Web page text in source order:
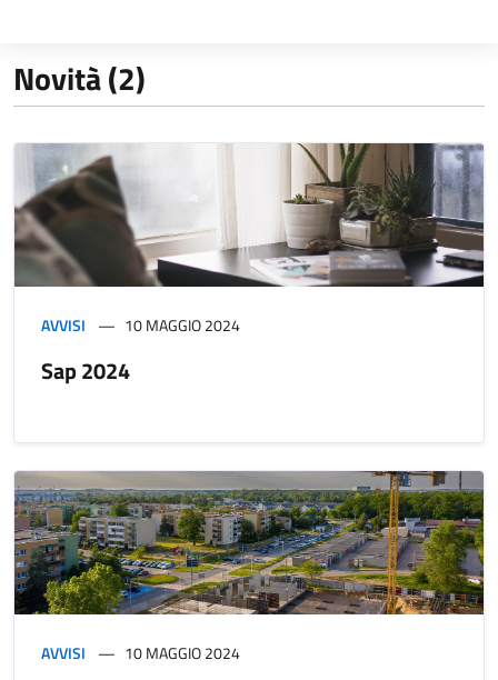
Novità (2)
AVVISI 10 MAGGIO 2024
Sap 2024
AVVISI 10 MAGGIO 2024